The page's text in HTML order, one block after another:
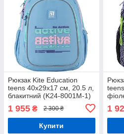
Рюкзак Kite Education
teens 40х29х17 см, 20.5 л,
блакитний (K24-8001M-1)
1 955 ₴ 2 300 ₴
Купити
1